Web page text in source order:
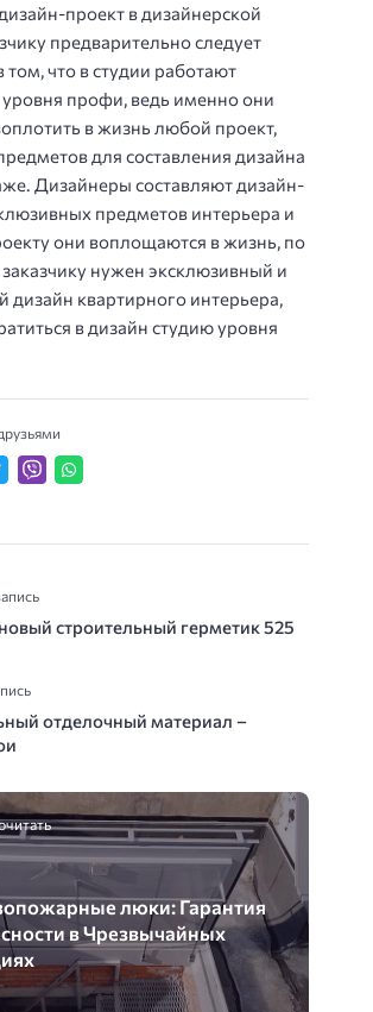
проект в дизайнерской
предварительно следует
том, что в студии работают
профи, ведь именно они
в жизнь любой проект,
для составления дизайна
Дизайнеры составляют дизайн-
предметов интерьера и
они воплощаются в жизнь, по
нужен эксклюзивный и
дизайн квартирного интерьера,
в дизайн студию уровня
строительный герметик 525
отделочный материал –
люки: Гарантия
в Чрезвычайных